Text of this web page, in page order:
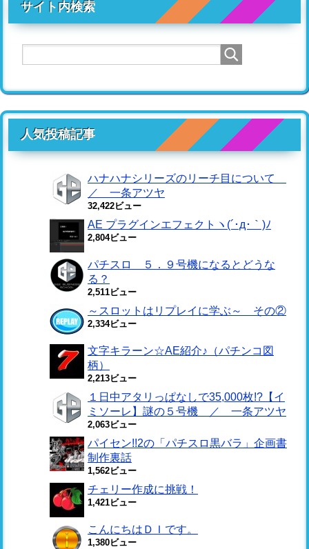
サイト内検索
人気投稿記事
ハナハナシリーズのリーチ目について
／ 一条アツヤ
32,422ビュー
AE プラグインエフェクトヽ(´･д･｀)ﾉ
2,804ビュー
パチスロ ５．９号機になるとどうな
る？
2,511ビュー
～スロットはリプレイに学ぶ～ その②
2,334ビュー
文字キラーン☆AE紹介♪（パチンコ図
柄）
2,213ビュー
１日中アタリっぱなしで35,000枚!?【イ
ミソーレ】謎の５号機 ／ 一条アツヤ
2,063ビュー
パイセン!!2の「パチスロ黒バラ」企画書
制作裏話
1,562ビュー
チェリー作成に挑戦！
1,421ビュー
こんにちはＤＩです。
1,380ビュー